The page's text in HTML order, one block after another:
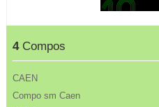
4Compos
CAEN
Compo sm Caen